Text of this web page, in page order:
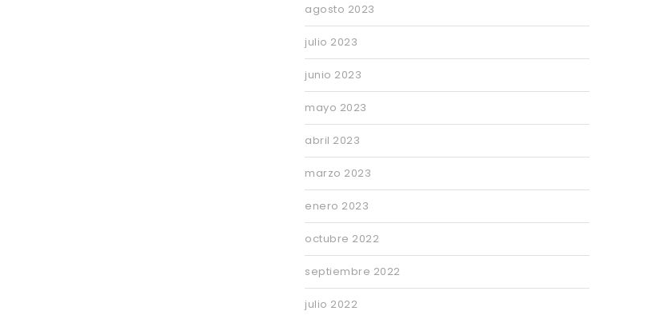
agosto 2023
julio 2023
junio 2023
mayo 2023
abril 2023
marzo 2023
enero 2023
octubre 2022
septiembre 2022
julio 2022